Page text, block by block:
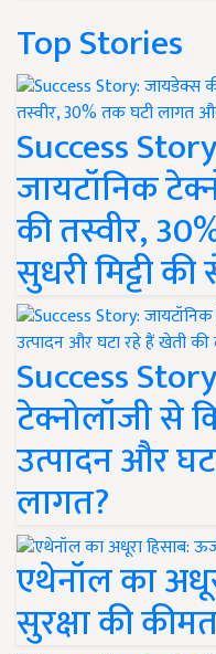
Top Stories
Success
जायटॉनिक
की तस्वीर,
सुधरी मिट्टी
Success
टेक्नोलॉजी से
उत्पादन और
लागत?
एथेनॉल का
सुरक्षा की